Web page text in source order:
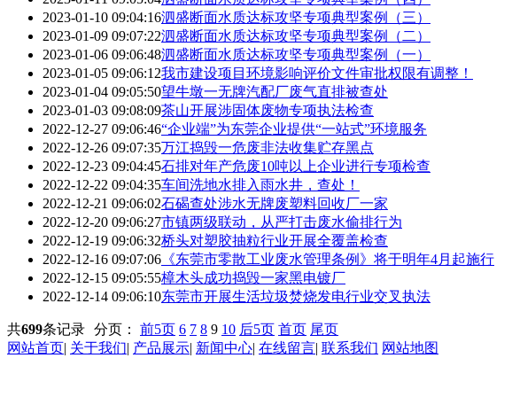
2023-01-10 09:04:16泗盛断面水质达标攻坚专项典型案例（三）
2023-01-09 09:07:22泗盛断面水质达标攻坚专项典型案例（二）
2023-01-06 09:06:48泗盛断面水质达标攻坚专项典型案例（一）
2023-01-05 09:06:12我市建设项目环境影响评价文件审批权限有调整！
2023-01-04 09:05:50望牛墩一无牌汽配厂废气直排被查处
2023-01-03 09:08:09茶山开展涉固体废物专项执法检查
2022-12-27 09:06:46“企业端”为东莞企业提供“一站式”环境服务
2022-12-26 09:07:35万江捣毁一危废非法收集贮存黑点
2022-12-23 09:04:45石排对年产危废10吨以上企业进行专项检查
2022-12-22 09:04:35车间洗地水排入雨水井，查处！
2022-12-21 09:06:02石碣查处涉水无牌废塑料回收厂一家
2022-12-20 09:06:27市镇两级联动，从严打击废水偷排行为
2022-12-19 09:06:32桥头对塑胶抽粒行业开展全覆盖检查
2022-12-16 09:07:06 《东莞市零散工业废水管理条例》将于明年4月起施行
2022-12-15 09:05:55樟木头成功捣毁一家黑电镀厂
2022-12-14 09:06:10东莞市开展生活垃圾焚烧发电行业交叉执法
共699条记录 分页： 前5页 6 7 8 9 10 后5页 首页 尾页
网站首页| 关于我们| 产品展示| 新闻中心| 在线留言| 联系我们 网站地图